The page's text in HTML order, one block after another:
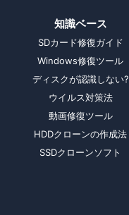
知識ベース
SDカード修復ガイド
Windows修復ツール
ディスクが認識しない?
ウイルス対策法
動画修復ツール
HDDクローンの作成法
SSDクローンソフト